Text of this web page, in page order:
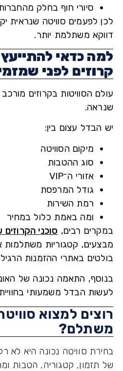
סיורי חוף בחלק מהחברות
לפעמים סוויטה שנראית יקרה
משתלמת יותר.
כדאי להתייעץ
לפני
הסוויטות בקרוזים מורכב
עצום בין:
מיקום הסוויטה
סוג ההטבות
אזורי ה־VIP
גודל המרפסת
רמת השירות
ומה באמת כלול במחיר
רבים,סוכני הקרוזים של
קטגוריות משתלמות או
באתרי ההזמנות הרגילים.
התאמה נכונה של האונייה
הבדל משמעותי בחוויית
למצוא סוויטה
סוויטה נכונה היא לא רק
קטגוריה, הטבות ומה